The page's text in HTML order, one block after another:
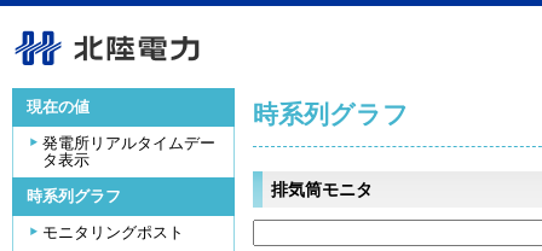
現在の値
発電所リアルタイムデー
タ表示
時系列グラフ
モニタリングポスト
時系列グラフ
排気筒モニタ